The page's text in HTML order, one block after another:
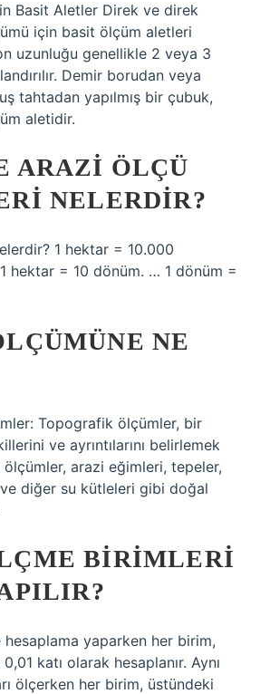
Basit Aletler Direk ve direk
için basit ölçüm aletleri
uzunluğu genellikle 2 veya 3
Demir borudan veya
tahtadan yapılmış bir çubuk,
aletidir.
ARAZI ÖLÇÜ
NELERDIR?
1 hektar = 10.000
hektar = 10 dönüm. … 1 dönüm =
NE
Topografik ölçümler, bir
ve ayrıntılarını belirlemek
ölçümler, arazi eğimleri, tepeler,
diğer su kütleleri gibi doğal
BIRIMLERI
yaparken her birim,
katı olarak hesaplanır. Aynı
ölçerken her birim, üstündeki